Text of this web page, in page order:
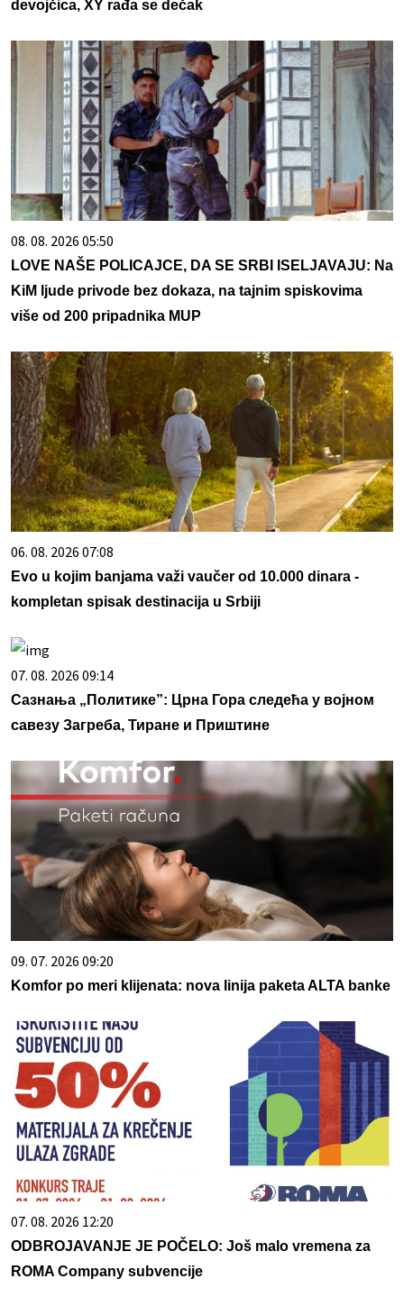
devojčica, XY rađa se dečak
08. 08. 2026 05:50
LOVE NAŠE POLICAJCE, DA SE SRBI ISELJAVAJU: Na
KiM ljude privode bez dokaza, na tajnim spiskovima
više od 200 pripadnika MUP
06. 08. 2026 07:08
Evo u kojim banjama važi vaučer od 10.000 dinara -
kompletan spisak destinacija u Srbiji
07. 08. 2026 09:14
Сазнања „Политике”: Црна Гора следећа у војном
савезу Загреба, Тиране и Приштине
09. 07. 2026 09:20
Komfor po meri klijenata: nova linija paketa ALTA banke
07. 08. 2026 12:20
ODBROJAVANJE JE POČELO: Još malo vremena za
ROMA Company subvencije